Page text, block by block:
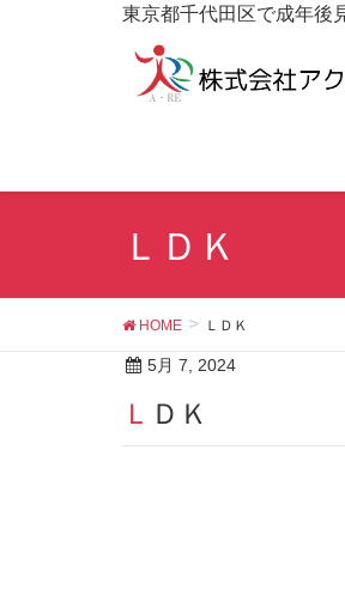
東京都千代田区で成年後
ＬＤＫ
HOME ＬＤＫ
5月 7, 2024
ＬＤＫ